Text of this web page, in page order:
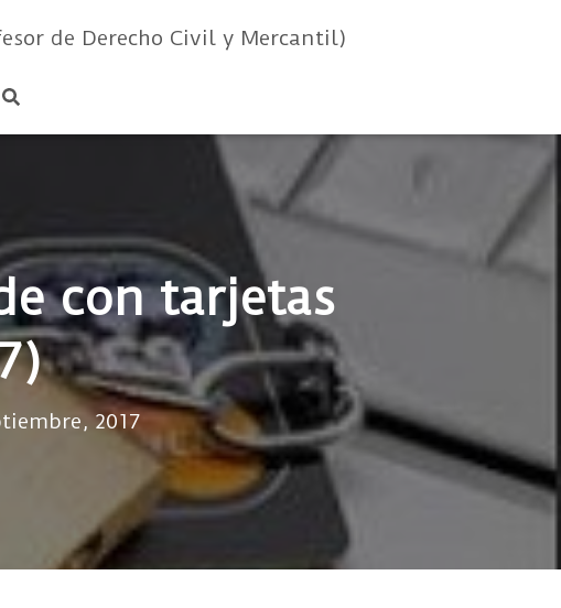
de Derecho Civil y Mercantil)
con tarjetas
2017